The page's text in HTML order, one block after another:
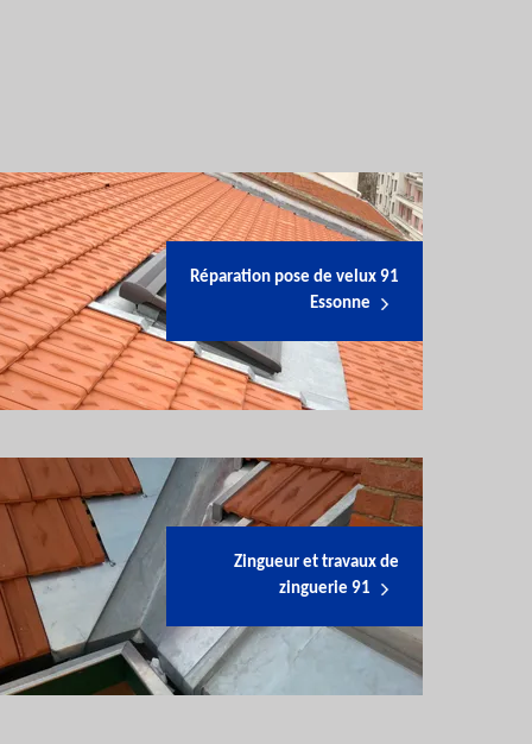
Réparation pose de velux 91
Essonne
Zingueur et travaux de
zinguerie 91